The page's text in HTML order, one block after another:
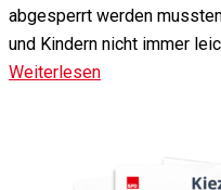
abgesperrt werden
und Kindern nicht immer
Weiterlesen